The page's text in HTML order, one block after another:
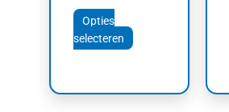
Opties
selecteren